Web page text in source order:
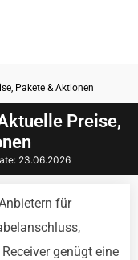
Preise,
23.06.2026
Pakete & Aktionen
für
genügt eine